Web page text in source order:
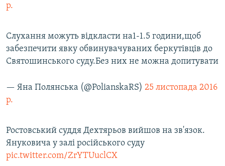
р.
Слухання можуть відкласти на1-1.5 години,щоб
забезпечити явку обвинувачуваних беркутівців до
Святошинського суду.Без них не можна допитувати
— Яна Полянська (@PolianskaRS) 25 листопада 2016
р.
Ростовський суддя Дехтярьов вийшов на зв'язок.
Януковича у залі російського суду
pic.twitter.com/ZrYTUuclCX